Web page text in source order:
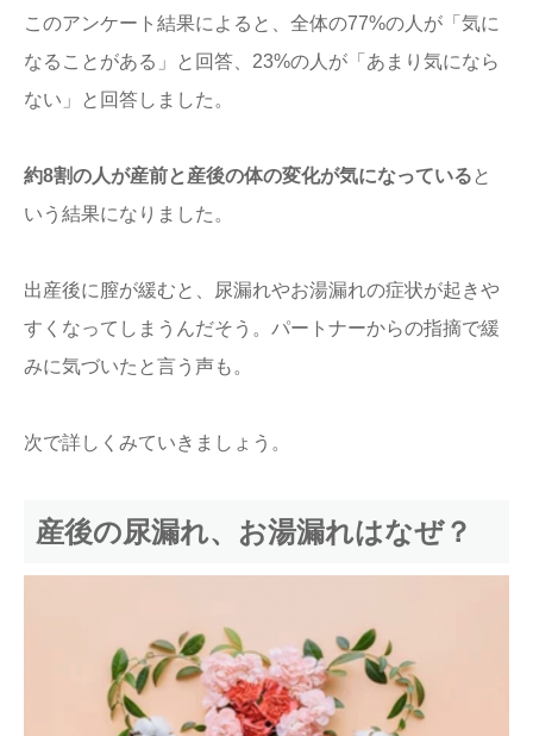
このアンケート結果によると、全体の77%の人が「気に
なることがある」と回答、23%の人が「あまり気になら
ない」と回答しました。
約8割の人が産前と産後の体の変化が気になっている と
いう結果になりました。
出産後に膣が緩むと、尿漏れやお湯漏れの症状が起きや
すくなってしまうんだそう。パートナーからの指摘で緩
みに気づいたと言う声も。
次で詳しくみていきましょう。
産後の尿漏れ、お湯漏れはなぜ？